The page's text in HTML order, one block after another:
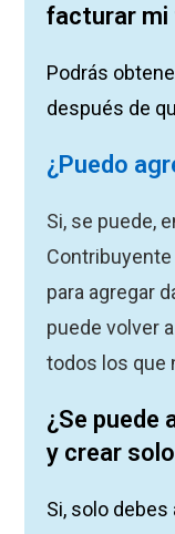
facturar mi
Podrás
después de
¿Puedo
Si, se puede,
Contribuyente
para agregar
puede volver
todos los que
¿Se puede
y crear
Si, solo